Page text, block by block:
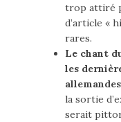
trop attiré
d’article «
rares.
Le chant
les
la sortie
serait